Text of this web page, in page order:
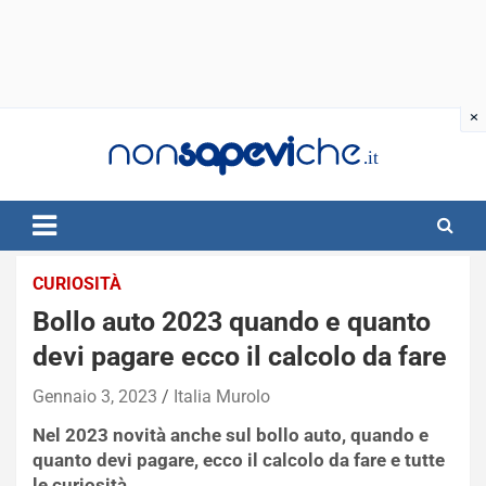
CURIOSITÀ
Bollo auto 2023 quando e quanto
devi pagare ecco il calcolo da fare
Gennaio 3, 2023 Italia Murolo
Nel 2023 novità anche sul bollo auto, quando e
quanto devi pagare, ecco il calcolo da fare e tutte